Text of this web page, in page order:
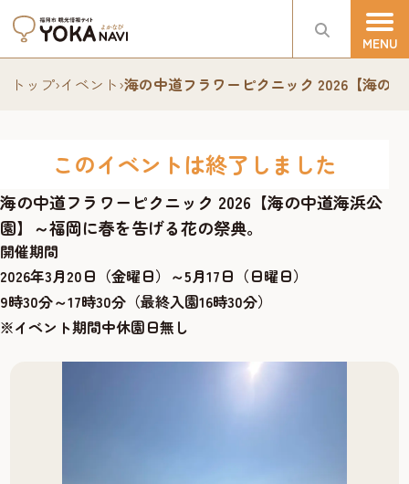
トップ›イベント›海の中道フラワーピクニック 2026【海の
このイベントは終了しました
海の中道フラワーピクニック 2026【海の中道海浜公
園】～福岡に春を告げる花の祭典。
開催期間
2026年3月20日（金曜日）～5月17日（日曜日）
9時30分～17時30分（最終入園16時30分）
※イベント期間中休園日無し